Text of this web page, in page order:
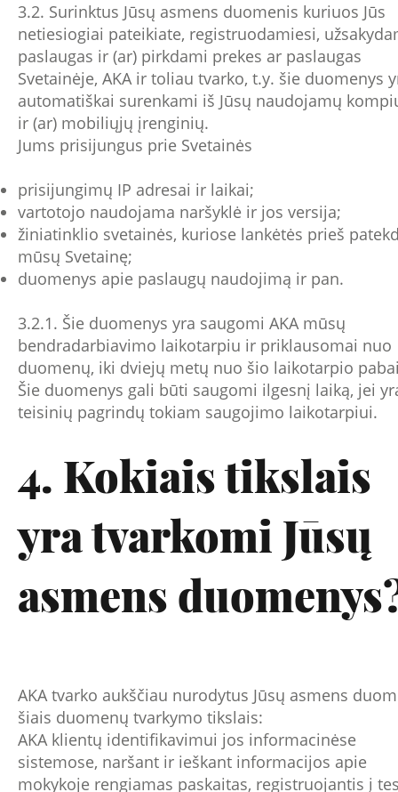
3.2. Surinktus Jūsų asmens duomenis kuriuos Jūs
netiesiogiai pateikiate, registruodamiesi,
paslaugas ir (ar) pirkdami prekes ar paslaugas
Svetainėje, AKA ir toliau tvarko, t.y. šie duomenys
automatiškai surenkami iš Jūsų naudojamų
ir (ar) mobiliųjų įrenginių.
Jums prisijungus prie Svetainės
prisijungimų IP adresai ir laikai;
vartotojo naudojama naršyklė ir jos versija;
žiniatinklio svetainės, kuriose lankėtės prieš
mūsų Svetainę;
duomenys apie paslaugų naudojimą ir pan.
3.2.1. Šie duomenys yra saugomi AKA mūsų
bendradarbiavimo laikotarpiu ir priklausomai nuo
duomenų, iki dviejų metų nuo šio laikotarpio
Šie duomenys gali būti saugomi ilgesnį laiką, jei
teisinių pagrindų tokiam saugojimo laikotarpiui.
4. Kokiais tikslais
yra tvarkomi Jūsų
asmens
AKA tvarko aukščiau nurodytus Jūsų asmens
šiais duomenų tvarkymo tikslais:
AKA klientų identifikavimui jos informacinėse
sistemose, naršant ir ieškant informacijos apie
mokykoje rengiamas paskaitas, registruojantis į